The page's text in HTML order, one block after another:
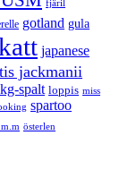
fjäril
gotland gula
japanese
jackmanii
spalt loppis miss
spartoo
österlen